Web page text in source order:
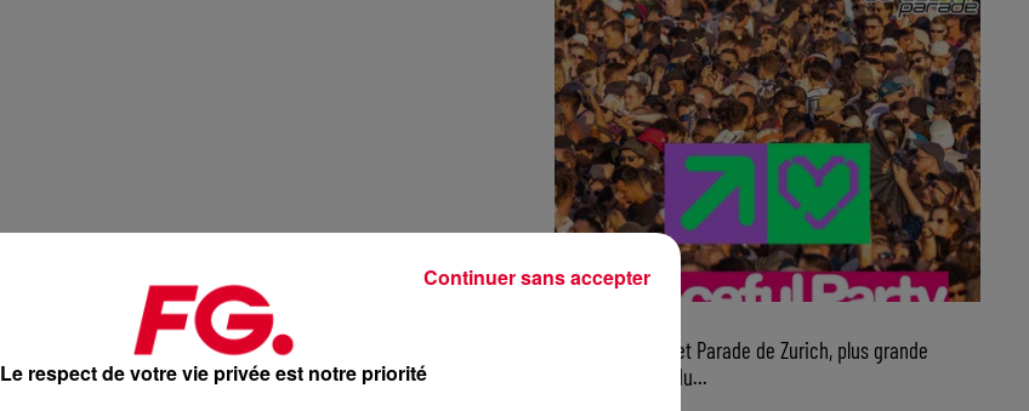
Ce samedi, Street Parade de Zurich, plus grande
parade électro du...
Le respect de votre vie privée est notre priorité
Continuer sans accepter